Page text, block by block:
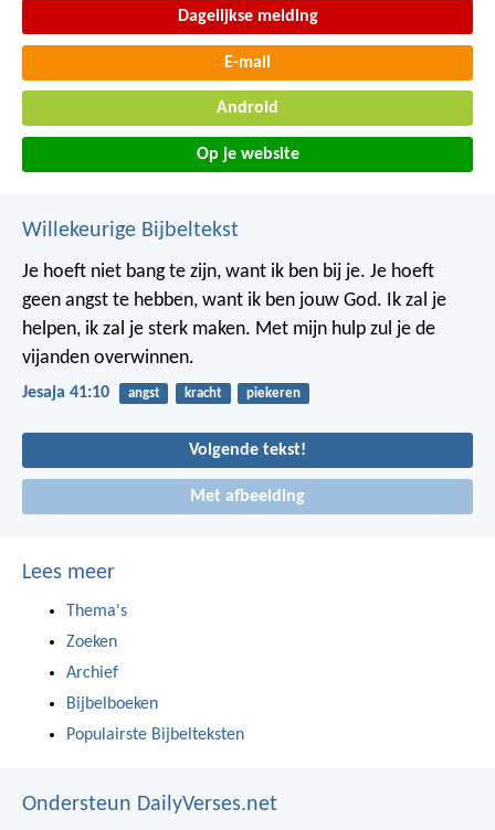
Dagelijkse melding
E-mail
Android
Op je website
Willekeurige Bijbeltekst
Je hoeft niet bang te zijn, want ik ben bij je. Je hoeft
geen angst te hebben, want ik ben jouw God. Ik zal je
helpen, ik zal je sterk maken. Met mijn hulp zul je de
vijanden overwinnen.
Jesaja 41:10 angst kracht piekeren
Volgende tekst!
Met afbeelding
Lees meer
Thema's
Zoeken
Archief
Bijbelboeken
Populairste Bijbelteksten
Ondersteun DailyVerses.net